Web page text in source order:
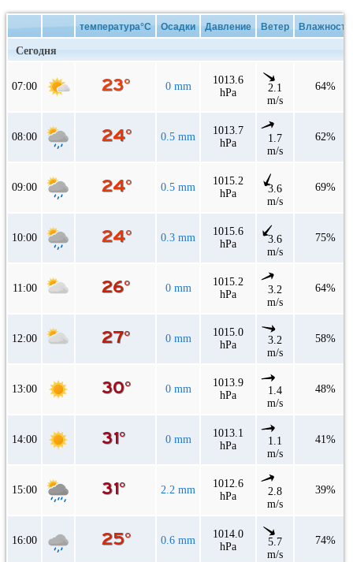
температура°C Осадки Давление Ветер Влажность
Сегодня
07:00 0 mm
1013.6
hPa
2.1
m/s
64%
08:00 0.5 mm
1013.7
hPa
1.7
m/s
62%
09:00 0.5 mm
1015.2
hPa
3.6
m/s
69%
10:00 0.3 mm
1015.6
hPa
3.6
m/s
75%
11:00 0 mm
1015.2
hPa
3.2
m/s
64%
12:00 0 mm
1015.0
hPa
3.2
m/s
58%
13:00 0 mm
1013.9
hPa
1.4
m/s
48%
14:00 0 mm
1013.1
hPa
1.1
m/s
41%
15:00 2.2 mm
1012.6
hPa
2.8
m/s
39%
16:00 0.6 mm
1014.0
hPa
5.7
m/s
74%